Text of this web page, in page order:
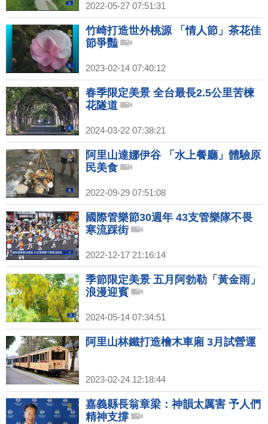
2022-05-27 07:51:31
竹崎打造世外桃源 「情人節」茶花佳
節爭豔
2023-02-14 07:40:12
春季限定美景 全台最長2.5公里苦楝
花隧道
2024-03-22 07:38:21
阿里山達娜伊谷 「水上餐廳」體驗原
民美食
2022-09-29 07:51:08
國際管樂節30週年 43支管樂隊不畏
寒流踩街
2022-12-17 21:16:14
季節限定美景 五月阿勃勒「黃金雨」
浪漫迎賓
2024-05-14 07:34:51
阿里山林鐵打造檜木車廂 3月試營運
2023-02-24 12:18:44
嘉義縣長翁章梁：神韻太厲害 予人們
精神支撐